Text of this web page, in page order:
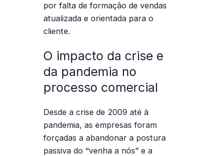
por falta de formação de vendas
atualizada e orientada para o
cliente.
O impacto da crise e
da pandemia no
processo comercial
Desde a crise de 2009 até à
pandemia, as empresas foram
forçadas a abandonar a postura
passiva do “venha a nós” e a